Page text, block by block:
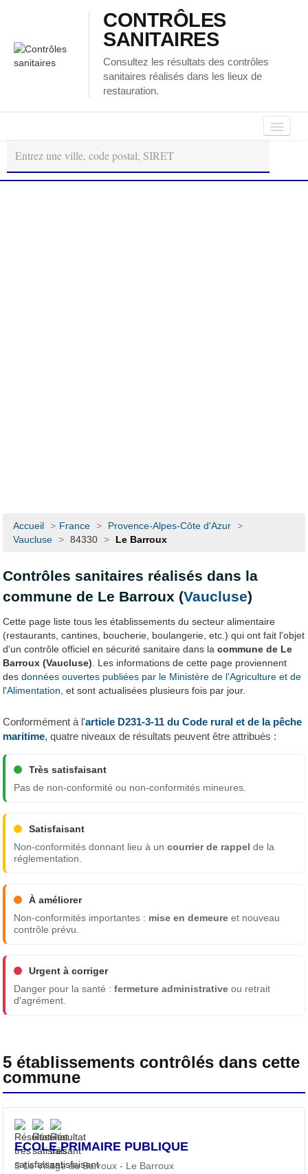
CONTRÔLES
SANITAIRES
Consultez les résultats des contrôles
sanitaires réalisés dans les lieux de
restauration.
Autour
de
moi
Régions
Accueil > France > Provence-Alpes-Côte d'Azur >
Vaucluse > 84330 > Le Barroux
Contrôles sanitaires réalisés dans la
commune de Le Barroux (Vaucluse)
Cette page liste tous les établissements du secteur alimentaire
(restaurants, cantines, boucherie, boulangerie, etc.) qui ont fait l'objet
d'un contrôle officiel en sécurité sanitaire dans lacommune de Le
Barroux (Vaucluse) . Les informations de cette page proviennent
desdonnées ouvertes publiées par le Ministère de l'Agriculture et de
l'Alimentation, et sont actualisées plusieurs fois par jour.
Conformément à l'article D231-3-11 du Code rural et de la pêche
maritime, quatre niveaux de résultats peuvent être attribués :
Très satisfaisant
Pas de non-conformité ou non-conformités mineures.
Satisfaisant
Non-conformités donnant lieu à uncourrier de rappel de la
réglementation.
À améliorer
Non-conformités importantes : mise en demeure et nouveau
contrôle prévu.
Urgent à corriger
Danger pour la santé :fermeture administrative ou retrait
d'agrément.
5 établissements contrôlés dans cette
commune
ECOLE PRIMAIRE PUBLIQUE
Le Village du Barroux - Le Barroux